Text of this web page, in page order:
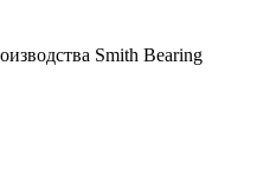
Smith Bearing